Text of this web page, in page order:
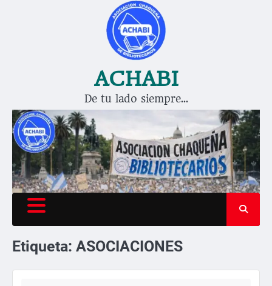
ACHABI
De tu lado siempre…
Etiqueta: ASOCIACIONES